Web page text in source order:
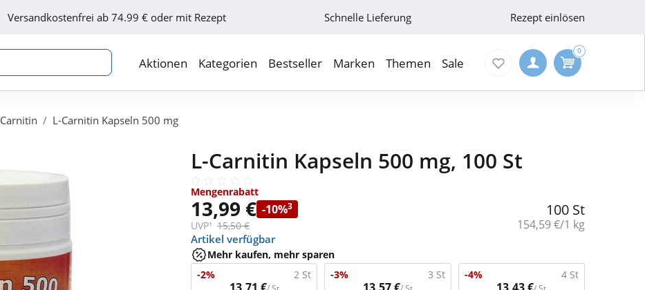
Versandkostenfrei ab 74.99 € oder mit Rezept Schnelle Lieferung Rezept einlösen
Aktionen Kategorien Bestseller Marken Themen Sale
0
Carnitin L-Carnitin Kapseln 500 mg
L-Carnitin Kapseln 500 mg, 100 St
Mengenrabatt
13,99 € -10%3
UVP¹ 15,50 €
100 St
Grundpreis:
154,59 €/1 kg
Artikel verfügbar
Mehr kaufen, mehr sparen
-2%
2 St -3% 3 St -4% 4 St